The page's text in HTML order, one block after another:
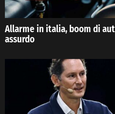
Allarme in italia, boom di
assurdo